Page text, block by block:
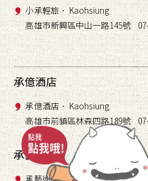
小承輕旅． Kaohsiung
高雄市新興區中山一路145號
承億酒店
承億酒店． Kaohsiung
高雄市前鎮區林森四路189號
承藝術